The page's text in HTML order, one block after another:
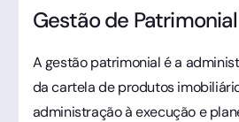
Gestão de Patrimonial
A gestão patrimonial é a
da cartela de produtos
administração à execução e